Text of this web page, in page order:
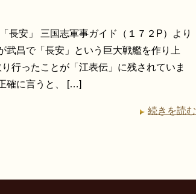
長安」 三国志軍事ガイド（１７２P）より
昌で「長安」という巨大戦艦を作り上
行ったことが「江表伝」に残されていま
確に言うと、 […]
続きを読む